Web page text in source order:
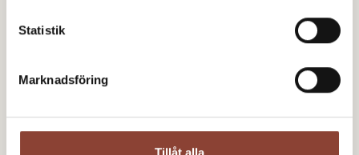
Statistik
Marknadsföring
Hästsportens folkhögskola erbjuder fortsatt olika
anmäl dig nu!